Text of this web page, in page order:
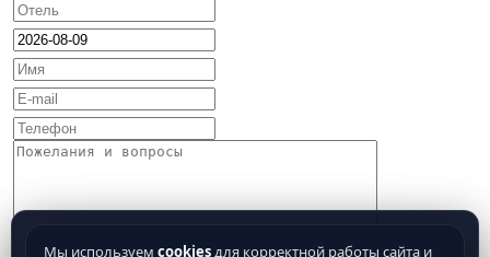
Мы используем cookiesдля корректной работы сайта и